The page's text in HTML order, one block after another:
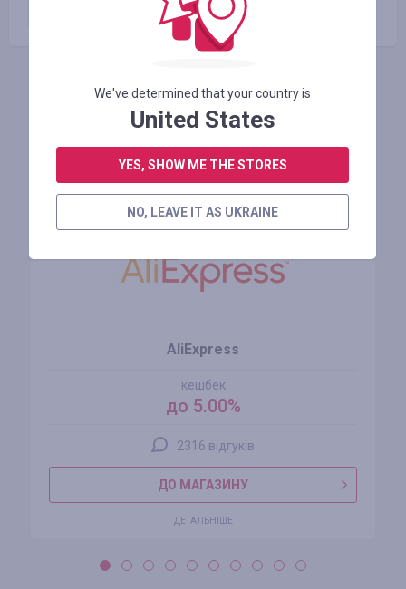
Płatne zamówienie
АВТОРИЗУЙТЕСЬ, ЩОБ ЗАЛИШИТИ ВІДГУК
Схожі магазини
AliExpress
кешбек
до 5.00%
2316 відгуків
ДО МАГАЗИНУ
ДЕТАЛЬНІШЕ
We've determined that your country is
United States
YES, SHOW ME THE STORES
NO, LEAVE IT AS UKRAINE